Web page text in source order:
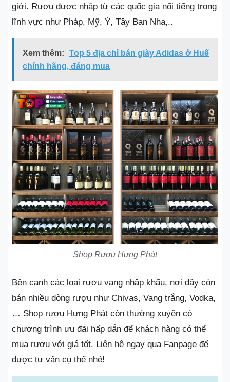
giới. Rượu được nhập từ các quốc gia nổi tiếng trong
lĩnh vực như Pháp, Mỹ, Ý, Tây Ban Nha,..
Xem thêm:
Top 5 địa chỉ bán giày Adidas ở Huế
chính hãng, đáng mua
Shop Rượu Hưng Phát
Bên cạnh các loại rượu vang nhập khẩu, nơi đây còn
bán nhiều dòng rượu như Chivas, Vang trắng, Vodka,
… Shop rượu Hưng Phát còn thường xuyên có
chương trình ưu đãi hấp dẫn để khách hàng có thể
mua rượu với giá tốt. Liên hệ ngay qua Fanpage để
được tư vấn cụ thể nhé!